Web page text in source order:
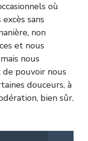
où
sans
non
et nous
nous
pouvoir nous
douceurs, à
bien sûr.